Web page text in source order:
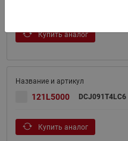
Купить аналог
121L5000
Купить аналог